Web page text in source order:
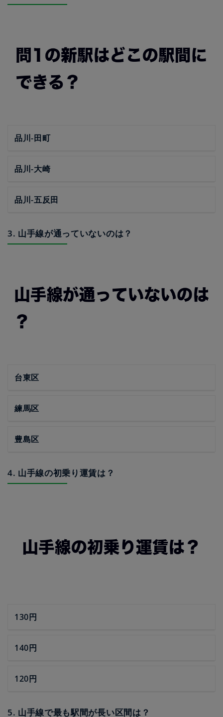
品川-田町
品川-大崎
品川-五反田
3. 山手線が通っていないのは？
台東区
練馬区
豊島区
4. 山手線の初乗り運賃は？
130円
140円
120円
5. 山手線で最も駅間が長い区間は？